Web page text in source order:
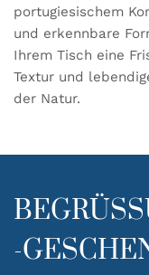
portugiesischem
und erkennbare
Ihrem Tisch eine
Textur und
der Natur.
-